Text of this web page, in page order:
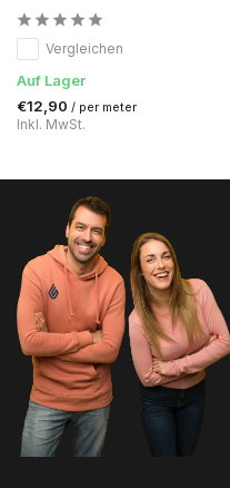
Vergleichen
Auf Lager
€12,90 / per meter
Inkl. MwSt.